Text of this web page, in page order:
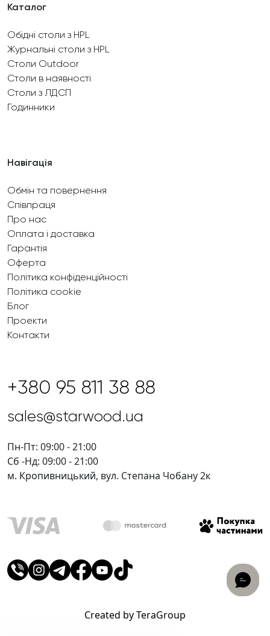
Каталог
Обідні столи з HPL
Журнальні столи з HPL
Столи Outdoor
Столи в наявності
Столи з ЛДСП
Годинники
Навігація
Обмін та повернення
Співпраця
Про нас
Оплата і доставка
Гарантія
Оферта
Політика конфіденційності
Політика cookie
Блог
Проекти
Контакти
+380 95 811 38 88
sales@starwood.ua
Пн-Пт: 09:00 - 21:00
Сб -Нд: 09:00 - 21:00
м. Кропивницький, вул. Степана Чобану 2к
Created by TeraGroup